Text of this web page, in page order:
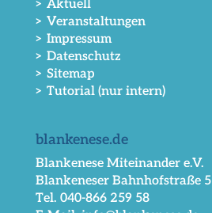
> Aktuell
> Veranstaltungen
> Impressum
> Datenschutz
> Sitemap
> Tutorial (nur intern)
blankenese.de
Blankenese Miteinander e.V.
Blankeneser Bahnhofstraße 5
Tel. 040-866 259 58